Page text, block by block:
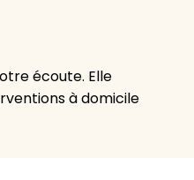
écoute. Elle
à domicile